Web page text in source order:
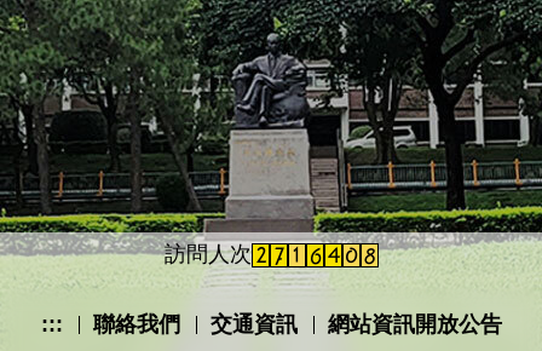
下載專區
扶弱助學圓夢鴻鵠計畫
訪問人次
::: 聯絡我們 交通資訊 網站資訊開放公告